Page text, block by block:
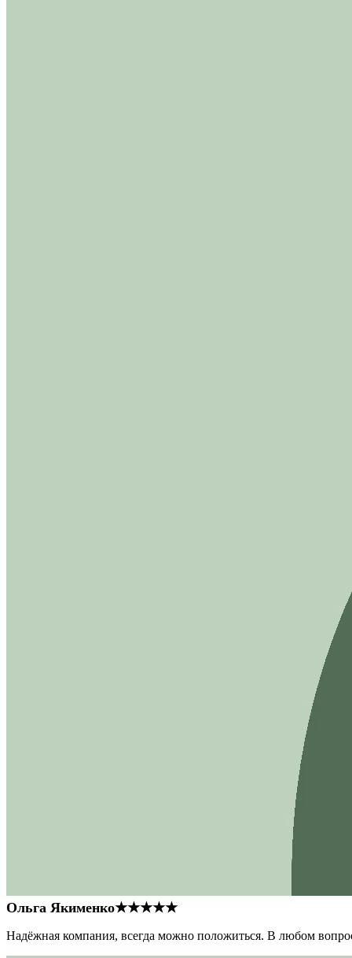
Ольга Якименко★★★★★
Надёжная компания, всегда можно положиться. В любом